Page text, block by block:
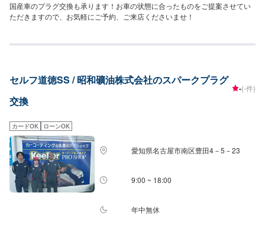
国産車のプラグ交換も承ります！お車の状態に合ったものをご提案させてい
ただきますので、お気軽にご予約、ご来店くださいませ！
セルフ道徳SS / 昭和礦油株式会社のスパークプラグ
交換
-(-件)
カードOK ローンOK
愛知県名古屋市南区豊田4－5－23
9:00 ~ 18:00
年中無休